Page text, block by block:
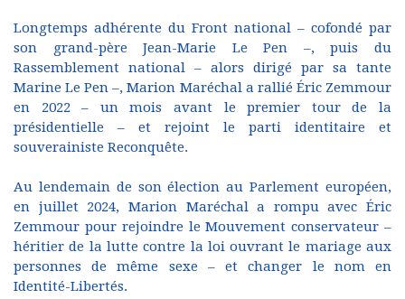
Longtemps adhérente du Front national – cofondé par
son grand-père Jean-Marie Le Pen –, puis du
Rassemblement national – alors dirigé par sa tante
Marine Le Pen –, Marion Maréchal a rallié Éric Zemmour
en 2022 – un mois avant le premier tour de la
présidentielle – et rejoint le parti identitaire et
souverainiste Reconquête.
Au lendemain de son élection au Parlement européen,
en juillet 2024, Marion Maréchal a rompu avec Éric
Zemmour pour rejoindre le Mouvement conservateur –
héritier de la lutte contre la loi ouvrant le mariage aux
personnes de même sexe – et changer le nom en
Identité-Libertés.